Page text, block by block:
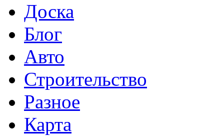
Доска
Блог
Авто
Строительство
Разное
Карта